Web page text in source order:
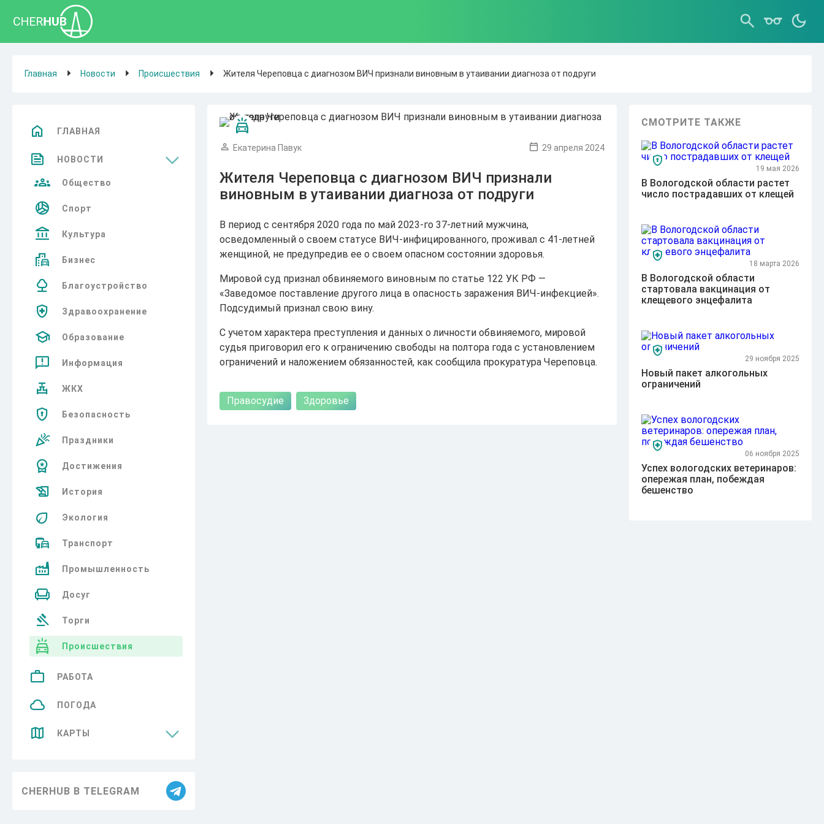
Главная Новости Происшествия Жителя Череповца с диагнозом ВИЧ признали виновным в утаивании диагноза от подруги
ГЛАВНАЯ
НОВОСТИ
Общество
Спорт
Культура
Бизнес
Благоустройство
Здравоохранение
Образование
Информация
ЖКХ
Безопасность
Праздники
Достижения
История
Экология
Транспорт
Промышленность
Досуг
Торги
Происшествия
РАБОТА
ПОГОДА
КАРТЫ
CHERHUB В TELEGRAM
Екатерина Павук 29 апреля 2024
Жителя Череповца с диагнозом ВИЧ признали
виновным в утаивании диагноза от подруги
В период с сентября 2020 года по май 2023-го 37-летний мужчина,
осведомленный о своем статусе ВИЧ-инфицированного, проживал с 41-летней
женщиной, не предупредив ее о своем опасном состоянии здоровья.
Мировой суд признал обвиняемого виновным по статье 122 УК РФ —
«Заведомое поставление другого лица в опасность заражения ВИЧ-инфекцией».
Подсудимый признал свою вину.
С учетом характера преступления и данных о личности обвиняемого, мировой
судья приговорил его к ограничению свободы на полтора года с установлением
ограничений и наложением обязанностей, как сообщила прокуратура Череповца.
Правосудие Здоровье
СМОТРИТЕ ТАКЖЕ
19 мая 2026
В Вологодской области растет
число пострадавших от клещей
18 марта 2026
В Вологодской области
стартовала вакцинация от
клещевого энцефалита
29 ноября 2025
Новый пакет алкогольных
ограничений
06 ноября 2025
Успех вологодских ветеринаров:
опережая план, побеждая
бешенство